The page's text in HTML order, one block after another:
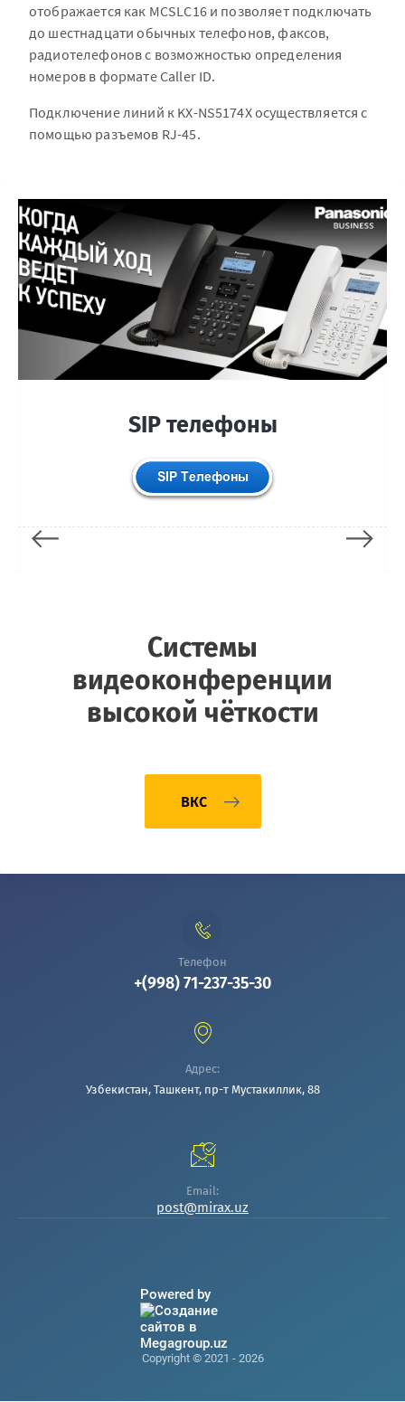
отображается как MCSLC16 и позволяет подключать
до шестнадцати обычных телефонов, факсов,
радиотелефонов с возможностью определения
номеров в формате Caller ID.
Подключение линий к KX-NS5174X осуществляется с
помощью разъемов RJ-45.
SIP телефоны
Системы
видеоконференции
высокой чёткости
ВКС
Телефон
+(998) 71-237-35-30
Адрес:
Узбекистан, Ташкент, пр-т Мустакиллик, 88
Email:
post@mirax.uz
Powered by
Copyright © 2021 - 2026